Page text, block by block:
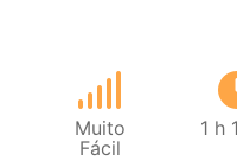
Muito
Fácil
1 h